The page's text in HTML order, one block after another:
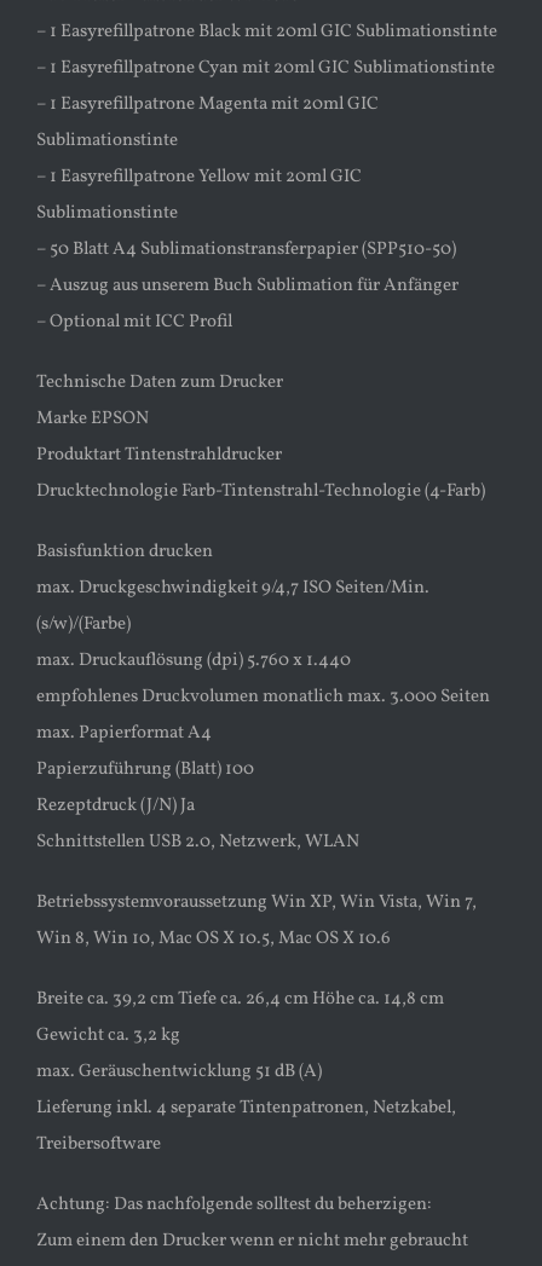
– 1 Easyrefillpatrone Black mit 20ml GIC Sublimationstinte
– 1 Easyrefillpatrone Cyan mit 20ml GIC Sublimationstinte
– 1 Easyrefillpatrone Magenta mit 20ml GIC
Sublimationstinte
– 1 Easyrefillpatrone Yellow mit 20ml GIC
Sublimationstinte
– 50 Blatt A4 Sublimationstransferpapier (SPP510-50)
– Auszug aus unserem Buch Sublimation für Anfänger
– Optional mit ICC Profil
Technische Daten zum Drucker
Marke EPSON
Produktart Tintenstrahldrucker
Drucktechnologie Farb-Tintenstrahl-Technologie (4-Farb)
Basisfunktion drucken
max. Druckgeschwindigkeit 9/4,7 ISO Seiten/Min.
(s/w)/(Farbe)
max. Druckauflösung (dpi) 5.760 x 1.440
empfohlenes Druckvolumen monatlich max. 3.000 Seiten
max. Papierformat A4
Papierzuführung (Blatt) 100
Rezeptdruck (J/N) Ja
Schnittstellen USB 2.0, Netzwerk, WLAN
Betriebssystemvoraussetzung Win XP, Win Vista, Win 7,
Win 8, Win 10, Mac OS X 10.5, Mac OS X 10.6
Breite ca. 39,2 cm Tiefe ca. 26,4 cm Höhe ca. 14,8 cm
Gewicht ca. 3,2 kg
max. Geräuschentwicklung 51 dB (A)
Lieferung inkl. 4 separate Tintenpatronen, Netzkabel,
Treibersoftware
Achtung: Das nachfolgende solltest du beherzigen:
Zum einem den Drucker wenn er nicht mehr gebraucht